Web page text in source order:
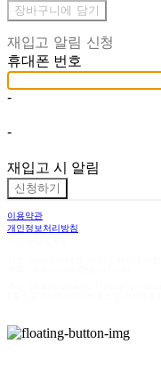
장바구니에 담기
재입고 알림 신청
휴대폰 번호
-
-
재입고 시 알림
신청하기
이용약관
개인정보처리방침